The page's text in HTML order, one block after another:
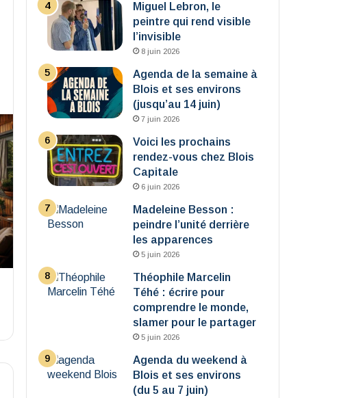
Miguel Lebron, le
peintre qui rend visible
l’invisible
8 juin 2026
Agenda de la semaine à
Blois et ses environs
(jusqu’au 14 juin)
7 juin 2026
Voici les prochains
rendez-vous chez Blois
Capitale
6 juin 2026
Madeleine Besson :
peindre l’unité derrière
les apparences
5 juin 2026
Théophile Marcelin
Téhé : écrire pour
comprendre le monde,
slamer pour le partager
5 juin 2026
Agenda du weekend à
Blois et ses environs
(du 5 au 7 juin)